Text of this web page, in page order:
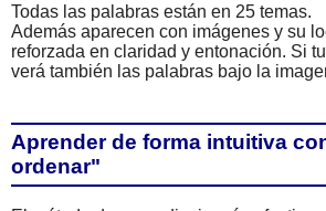
Todas las palabras están en 25 temas.
Además aparecen con imágenes y su
reforzada en claridad y entonación. Si
verá también las palabras bajo la
Aprender de forma intuitiva
ordenar"